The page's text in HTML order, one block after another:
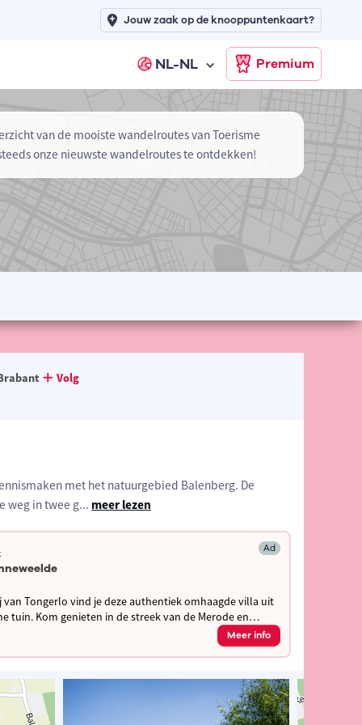
NL-NL Premium
Jouw zaak op de knooppuntenkaart?
van de mooiste wandelroutes van Toerisme
onze nieuwste wandelroutes te ontdekken!
Volg
met het natuurgebied Balenberg. De
weg in twee g... meer lezen
Ad
Tongerlo vind je deze authentiek omhaagde villa uit
de Merode en
Meer info